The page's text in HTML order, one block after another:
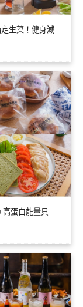
生菜！健身減
蛋白能量貝